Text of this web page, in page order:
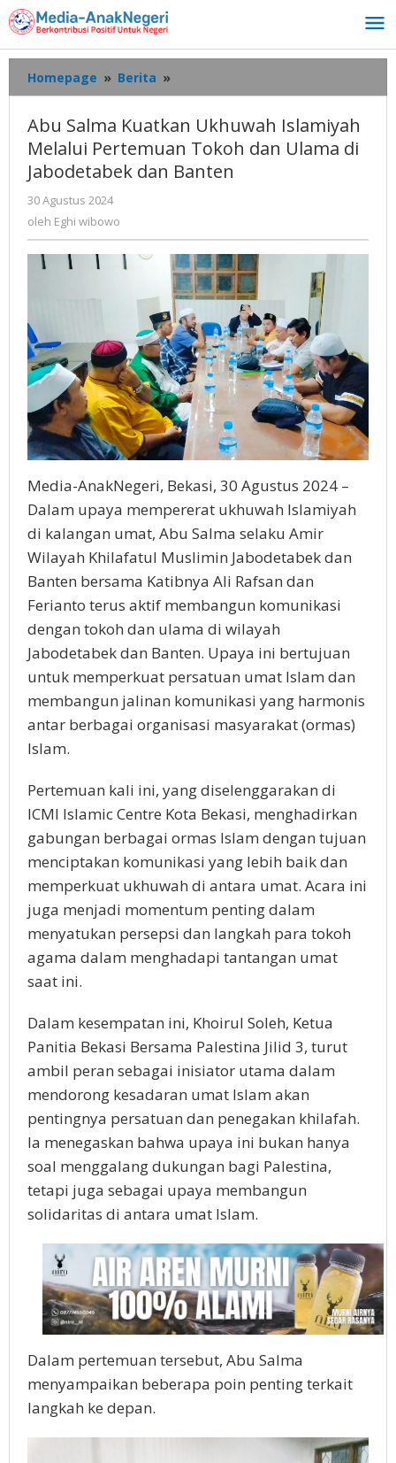
Lewati
ke
konten
Homepage » Berita »
Salma
Ukhuwah
Islamiyah
Melalui
Ulama
di
Jabodetabek
dan
Banten
Abu Salma Kuatkan Ukhuwah Islamiyah
Melalui Pertemuan Tokoh dan Ulama di
Jabodetabek dan Banten
30 Agustus 2024
oleh Eghi wibowo
Media-AnakNegeri, Bekasi, 30 Agustus 2024 –
Dalam upaya mempererat ukhuwah Islamiyah
di kalangan umat, Abu Salma selaku Amir
Wilayah Khilafatul Muslimin Jabodetabek dan
Banten bersama Katibnya Ali Rafsan dan
Ferianto terus aktif membangun komunikasi
dengan tokoh dan ulama di wilayah
Jabodetabek dan Banten. Upaya ini bertujuan
untuk memperkuat persatuan umat Islam dan
membangun jalinan komunikasi yang harmonis
antar berbagai organisasi masyarakat (ormas)
Islam.
Pertemuan kali ini, yang diselenggarakan di
ICMI Islamic Centre Kota Bekasi, menghadirkan
gabungan berbagai ormas Islam dengan tujuan
menciptakan komunikasi yang lebih baik dan
memperkuat ukhuwah di antara umat. Acara ini
juga menjadi momentum penting dalam
menyatukan persepsi dan langkah para tokoh
agama dalam menghadapi tantangan umat
saat ini.
Dalam kesempatan ini, Khoirul Soleh, Ketua
Panitia Bekasi Bersama Palestina Jilid 3, turut
ambil peran sebagai inisiator utama dalam
mendorong kesadaran umat Islam akan
pentingnya persatuan dan penegakan khilafah.
Ia menegaskan bahwa upaya ini bukan hanya
soal menggalang dukungan bagi Palestina,
tetapi juga sebagai upaya membangun
solidaritas di antara umat Islam.
Dalam pertemuan tersebut, Abu Salma
menyampaikan beberapa poin penting terkait
langkah ke depan.